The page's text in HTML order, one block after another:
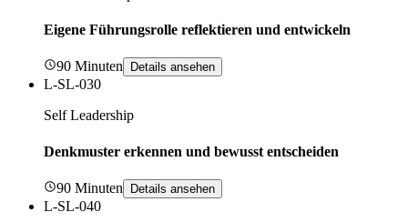
Eigene Führungsrolle reflektieren und entwickeln
90 Minuten Details ansehen
L-SL-030
Self Leadership
Denkmuster erkennen und bewusst entscheiden
90 Minuten Details ansehen
L-SL-040